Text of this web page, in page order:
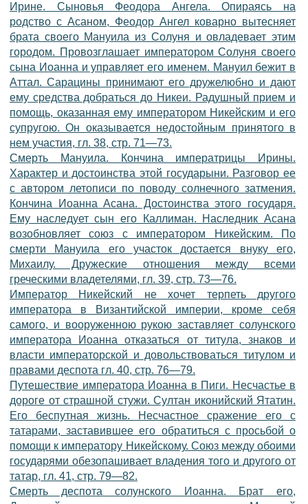
Ирине. Сыновья Феодора Ангела. Опираясь на
родство с Асаном, Феодор Ангел коварно вытесняет
брата своего Мануила из Солуня и овладевает этим
городом. Провозглашает императором Солуня своего
сына Иоанна и управляет его именем. Мануил бежит в
Аттал. Сарацины принимают его дружелюбно и дают
ему средства добраться до Никеи. Радушный прием и
помощь, оказанная ему императором Никейским и его
супругою. Он оказывается недостойным принятого в
нем участия, гл. 38, стр. 71—73.
Смерть Мануила. Кончина императрицы Ирины.
Характер и достоинства этой государыни. Разговор ее
с автором летописи по поводу солнечного затмения.
Кончина Иоанна Асана. Достоинства этого государя.
Ему наследует сын его Каллиман. Наследник Асана
возобновляет союз с императором Никейским. По
смерти Мануила его участок достается внуку его,
Михаилу. Дружеские отношения между всеми
греческими владетелями, гл. 39, стр. 73—76.
Император Никейский не хочет терпеть другого
императора в Византийской империи, кроме себя
самого, и вооруженною рукою заставляет солунского
императора Иоанна отказаться от титула, знаков и
власти императорской и довольствоваться титулом и
правами деспота гл. 40, стр. 76—79.
Путешествие императора Иоанна в Пиги. Несчастье в
дороге от страшной стужи. Султан иконийский Ятатин.
Его беспутная жизнь. Несчастное сражение его с
татарами, заставившее его обратиться с просьбой о
помощи к императору Никейскому. Союз между обоими
государями обезопашивает владения того и другого от
татар, гл. 41, стр. 79—82.
Смерть деспота солунского Иоанна. Брат его,